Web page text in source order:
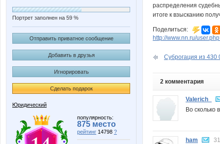
Портрет заполнен на 59 %
Отправить приватное сообщение
Добавить в друзья
Игнорировать
Сделать подарок
Юридический
популярность:
875 место
рейтинг 14798 ?
распределения
итоге к взысканию
Поделиться:
http://www.nn.ru/
Суброгация из 430
2 комментария
Valerich_
Во сколько
ham